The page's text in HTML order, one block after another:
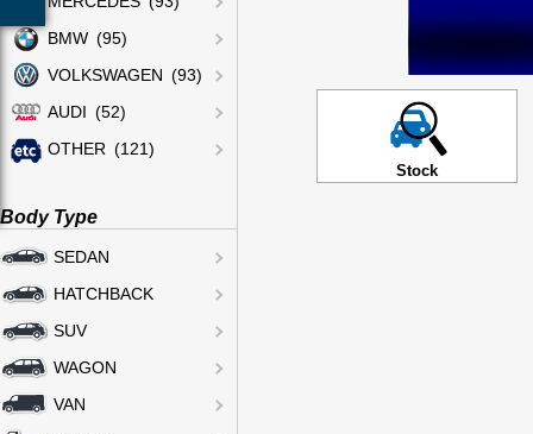
BMW (95)
VOLKSWAGEN (93)
AUDI (52)
OTHER (121)
Body Type
SEDAN
HATCHBACK
SUV
WAGON
VAN
Stock